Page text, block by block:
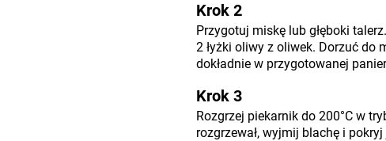
Krok 2
Przygotuj miskę lub głęboki
2 łyżki oliwy z oliwek. Dorzuć do
dokładnie w przygotowanej
Krok 3
Rozgrzej piekarnik do 200°C w
rozgrzewał, wyjmij blachę i